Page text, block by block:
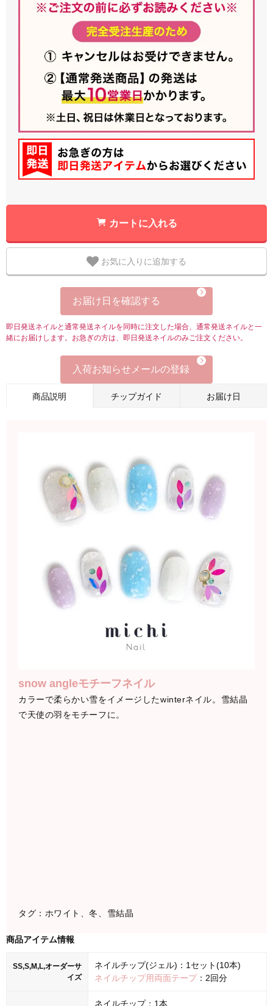
カートに入れる
お気に入りに追加する
お届け日を確認する
即日発送ネイルと通常発送ネイルを同時に注文した場合、通常発送ネイルと一
緒にお届けします。お急ぎの方は、即日発送ネイルのみご注文ください。
入荷お知らせメールの登録
商品説明 チップガイド お届け日
snow angleモチーフネイル
カラーで柔らかい雪をイメージしたwinterネイル。雪結晶
で天使の羽をモチーフに。
タグ：ホワイト、冬、雪結晶
商品アイテム情報
SS,S,M,L,オーダーサ
イズ
ネイルチップ(ジェル)：1セット(10本)
ネイルチップ用両面テープ：2回分
ネイルチップ：1本